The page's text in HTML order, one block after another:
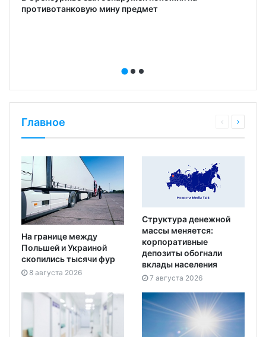
противотанковую мину предмет
Главное
На границе между
Польшей и Украиной
скопились тысячи фур
8 августа 2026
Структура денежной
массы меняется:
корпоративные
депозиты обогнали
вклады населения
7 августа 2026